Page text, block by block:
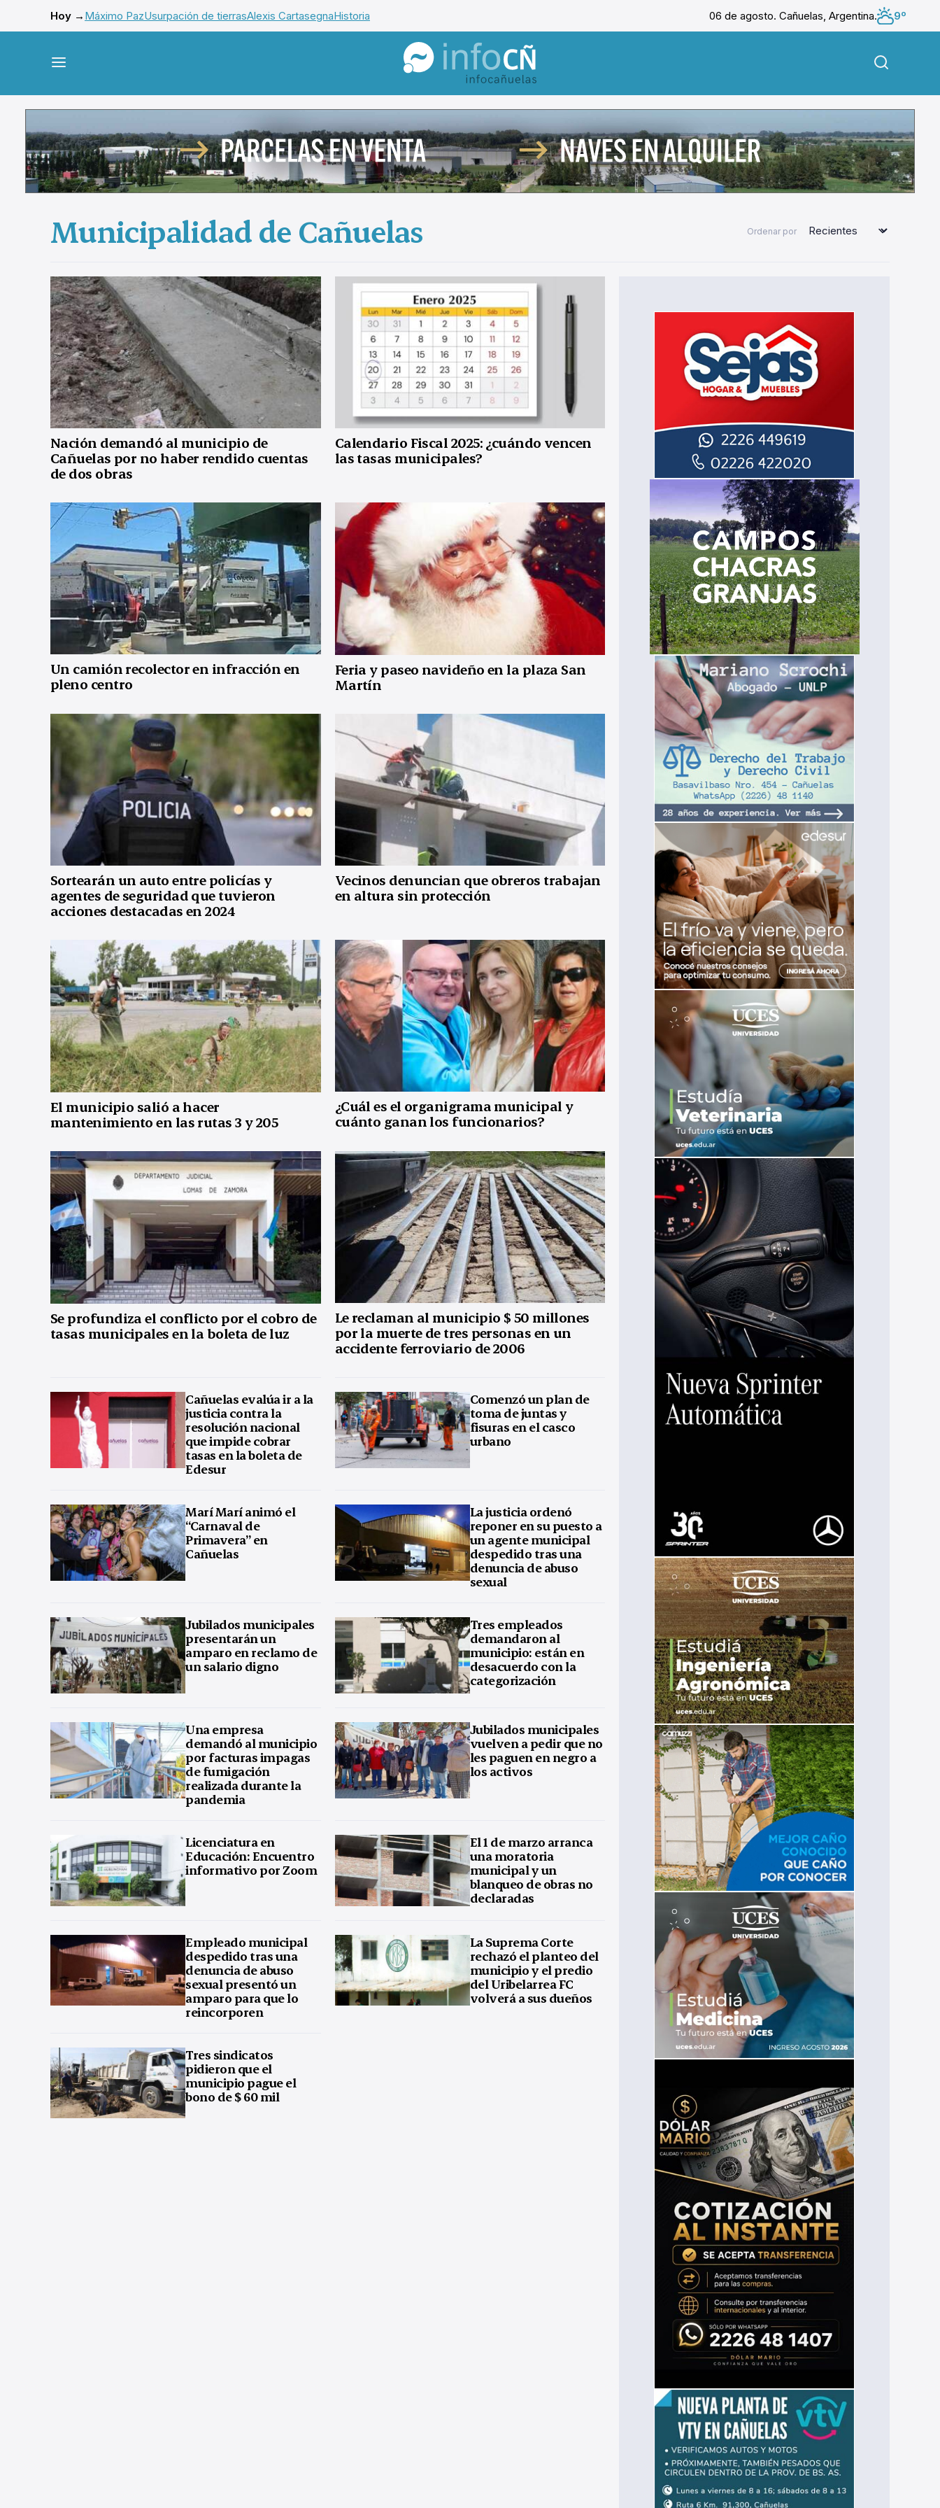
Hoy → Máximo PazUsurpación de tierrasAlexis CartasegnaHistoria 06 de agosto. Cañuelas, Argentina.
9º
InfoCañuelas
Municipalidad de Cañuelas Ordenar por
Nación demandó al municipio de
Cañuelas por no haber rendido cuentas
de dos obras
Calendario Fiscal 2025: ¿cuándo vencen
las tasas municipales?
Un camión recolector en infracción en
pleno centro
Feria y paseo navideño en la plaza San
Martín
Sortearán un auto entre policías y
agentes de seguridad que tuvieron
acciones destacadas en 2024
Vecinos denuncian que obreros trabajan
en altura sin protección
El municipio salió a hacer
mantenimiento en las rutas 3 y 205
¿Cuál es el organigrama municipal y
cuánto ganan los funcionarios?
Se profundiza el conflicto por el cobro de
tasas municipales en la boleta de luz
Le reclaman al municipio $ 50 millones
por la muerte de tres personas en un
accidente ferroviario de 2006
Cañuelas evalúa ir a la
justicia contra la
resolución nacional
que impide cobrar
tasas en la boleta de
Edesur
Comenzó un plan de
toma de juntas y
fisuras en el casco
urbano
Marí Marí animó el
“Carnaval de
Primavera” en
Cañuelas
La justicia ordenó
reponer en su puesto a
un agente municipal
despedido tras una
denuncia de abuso
sexual
Jubilados municipales
presentarán un
amparo en reclamo de
un salario digno
Tres empleados
demandaron al
municipio: están en
desacuerdo con la
categorización
Una empresa
demandó al municipio
por facturas impagas
de fumigación
realizada durante la
pandemia
Jubilados municipales
vuelven a pedir que no
les paguen en negro a
los activos
Licenciatura en
Educación: Encuentro
informativo por Zoom
El 1 de marzo arranca
una moratoria
municipal y un
blanqueo de obras no
declaradas
Empleado municipal
despedido tras una
denuncia de abuso
sexual presentó un
amparo para que lo
reincorporen
La Suprema Corte
rechazó el planteo del
municipio y el predio
del Uribelarrea FC
volverá a sus dueños
Tres sindicatos
pidieron que el
municipio pague el
bono de $ 60 mil